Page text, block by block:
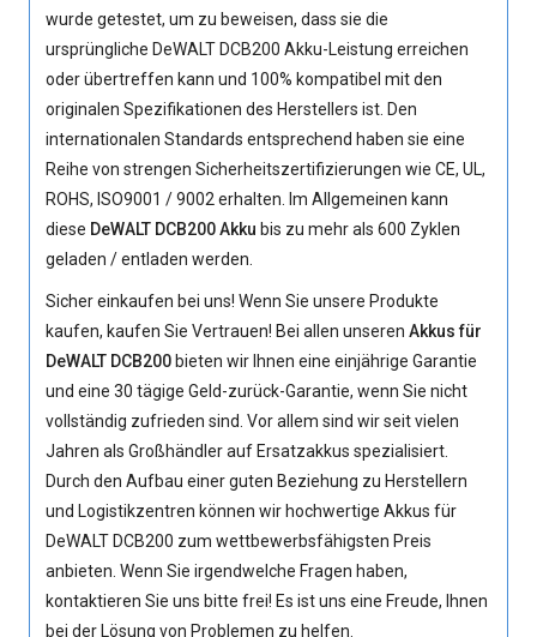
wurde getestet, um zu beweisen, dass sie die
ursprüngliche DeWALT DCB200 Akku-Leistung erreichen
oder übertreffen kann und 100% kompatibel mit den
originalen Spezifikationen des Herstellers ist. Den
internationalen Standards entsprechend haben sie eine
Reihe von strengen Sicherheitszertifizierungen wie CE, UL,
ROHS, ISO9001 / 9002 erhalten. Im Allgemeinen kann
diese DeWALT DCB200 Akku bis zu mehr als 600 Zyklen
geladen / entladen werden.
Sicher einkaufen bei uns! Wenn Sie unsere Produkte
kaufen, kaufen Sie Vertrauen! Bei allen unserenAkkus für
DeWALT DCB200 bieten wir Ihnen eine einjährige Garantie
und eine 30 tägige Geld-zurück-Garantie, wenn Sie nicht
vollständig zufrieden sind. Vor allem sind wir seit vielen
Jahren als Großhändler auf Ersatzakkus spezialisiert.
Durch den Aufbau einer guten Beziehung zu Herstellern
und Logistikzentren können wir hochwertigeAkkus für
DeWALT DCB200 zum wettbewerbsfähigsten Preis
anbieten. Wenn Sie irgendwelche Fragen haben,
kontaktieren Sie uns bitte frei! Es ist uns eine Freude, Ihnen
bei der Lösung von Problemen zu helfen.